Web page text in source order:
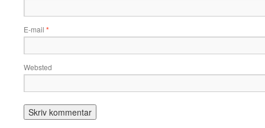
E-mail *
Websted